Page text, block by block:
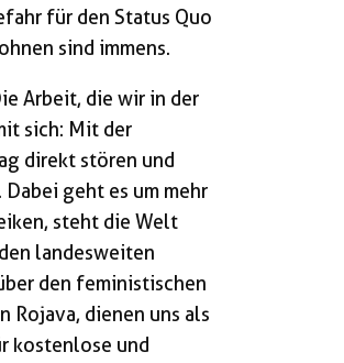
für den Status Quo
sind immens.
Arbeit, die wir in der
sich: Mit der
direkt stören und
geht es um mehr
steht die Welt
landesweiten
den feministischen
Rojava, dienen uns als
kostenlose und